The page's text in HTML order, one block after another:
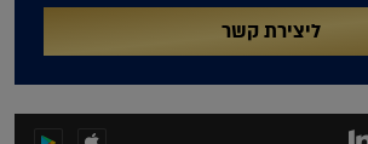
ליצירת קשר